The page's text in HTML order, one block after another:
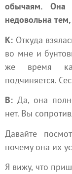
обычаям. Она
недовольна
К: Откуда
во мне и
же время
подчиняется.
В: Да, она
нет. Вы
Давайте
почему она их
Я вижу, что